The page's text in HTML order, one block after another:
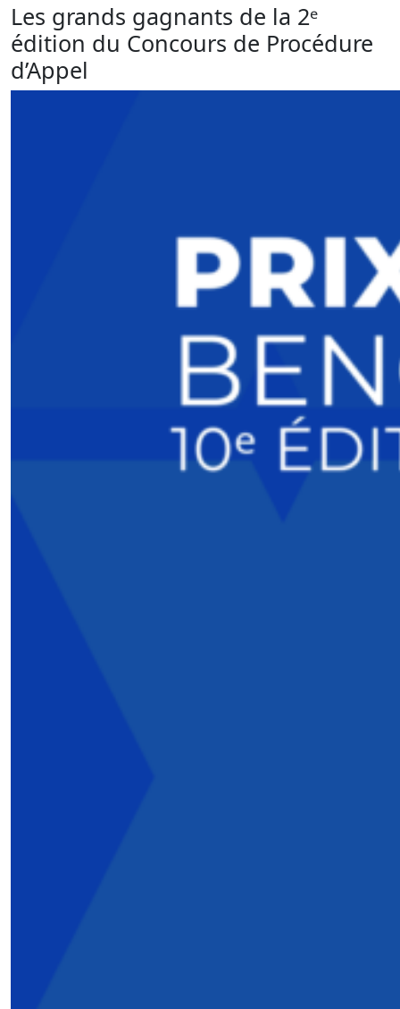
Les grands gagnants de la 2ᵉ
édition du Concours de Procédure
d’Appel